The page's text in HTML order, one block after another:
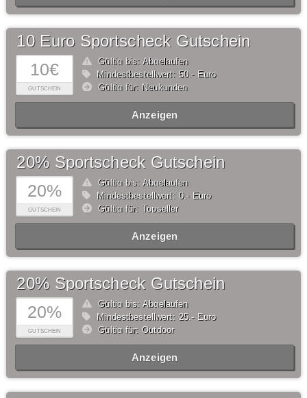
10€
GUTSCHEIN
10 Euro Sportscheck Gutschein
Gültig bis: Abgelaufen
Mindestbestellwert: 50,- Euro
Gültig für: Neukunden
Anzeigen
20%
GUTSCHEIN
20% Sportscheck Gutschein
Gültig bis: Abgelaufen
Mindestbestellwert: 0,- Euro
Gültig für: Topseller
Anzeigen
20%
GUTSCHEIN
20% Sportscheck Gutschein
Gültig bis: Abgelaufen
Mindestbestellwert: 25,- Euro
Gültig für: Outdoor
Anzeigen